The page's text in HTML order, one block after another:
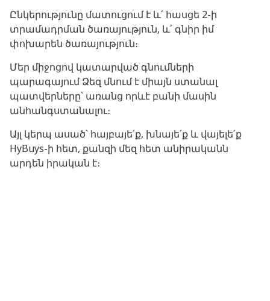
Ընկերությունը մատուցում է և՛ հասցե 2-ի
տրամադրման ծառայություն, և՛ գնիր իմ
փոխարեն ծառայություն։
Մեր միջոցով կատարված գնումների
պարագայում Ձեզ մնում է միայն ստանալ
պատվերները՝ առանց որևէ բանի մասին
անհանգստանալու։
Այլ կերպ ասած՝ հայբայե՛ք, խնայե՛ք և վայելե՛ք
HyBuys-ի հետ, քանզի մեզ հետ անիրականն
արդեն իրական է։